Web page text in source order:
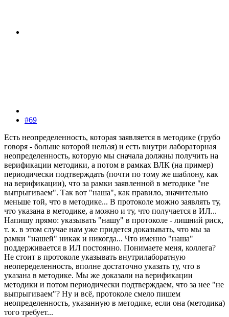
#69
Есть неопределенность, которая заявляется в методике (грубо
говоря - больше которой нельзя) и есть внутри лабораторная
неопределенность, которую мы сначала должны получить на
верификации методики, а потом в рамках ВЛК (на пример)
периодически подтверждать (почти по тому же шаблону, как
на верификации), что за рамки заявленной в методике "не
выпрыгиваем". Так вот "наша", как правило, значительно
меньше той, что в методике... В протоколе можно заявлять ту,
что указана в методике, а можно и ту, что получается в ИЛ...
Напишу прямо: указывать "нашу" в протоколе - лишний риск,
т. к. в этом случае нам уже придется доказывать, что мы за
рамки "нашей" никак и никогда... Что именно "наша"
поддерживается в ИЛ постоянно. Понимаете меня, коллега?
Не стоит в протоколе указывать внутрилаборатную
неопеределенность, вполне достаточно указать ту, что в
указана в методике. Мы же доказали на верификации
методики и потом периодически подтверждаем, что за нее "не
выпрыгиваем"? Ну и всё, протоколе смело пишем
неопределенность, указанную в методике, если она (методика)
того требует...